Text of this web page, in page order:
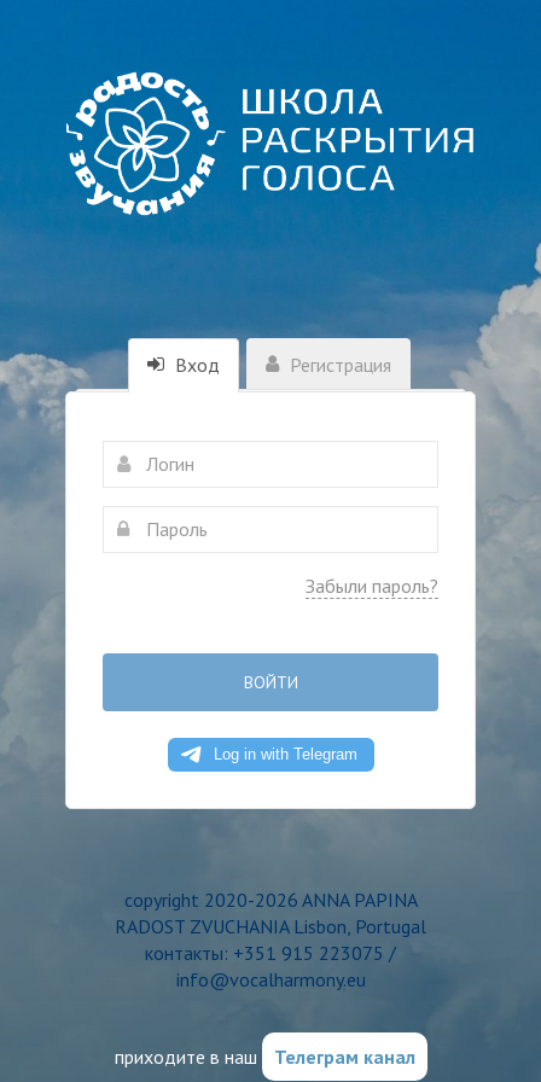
Вход Регистрация
Забыли пароль?
ВОЙТИ
copyright 2020-2026 ANNA PAPINA
RADOST ZVUCHANIA Lisbon, Portugal
контакты: +351 915 223075 /
info@vocalharmony.eu
приходите в наш Телеграм канал